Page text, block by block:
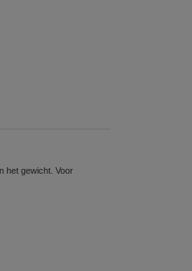
het gewicht. Voor